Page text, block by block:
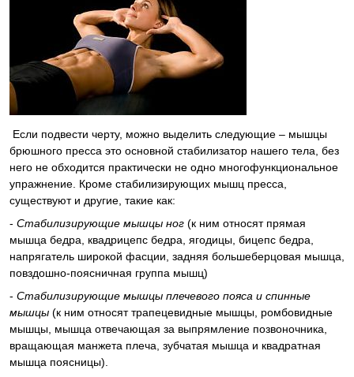
Если подвести черту, можно выделить следующие – мышцы
брюшного пресса это основной стабилизатор нашего тела, без
него не обходится практически не одно многофункциональное
упражнение. Кроме стабилизирующих мышц пресса,
существуют и другие, такие как:
- Стабилизирующие мышцы ног (к ним относят прямая
мышца бедра, квадрицепс бедра, ягодицы, бицепс бедра,
напрягатель широкой фасции, задняя большеберцовая мышца,
повздошно-поясничная группа мышц)
- Стабилизирующие мышцы плечевого пояса и спинные
мышцы (к ним относят трапецевидные мышцы, ромбовидные
мышцы, мышца отвечающая за выпрямление позвоночника,
вращающая манжета плеча, зубчатая мышца и квадратная
мышца поясницы).